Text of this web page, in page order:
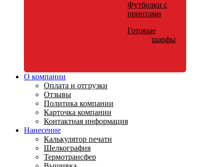
Футболки с
принтами
Готовые
шарфы
О компании
Оплата и отгрузки
Отзывы
Политика компании
Карточка компании
Контактная информация
Нанесение
Калькулятор печати
Шелкография
Термотрансфер